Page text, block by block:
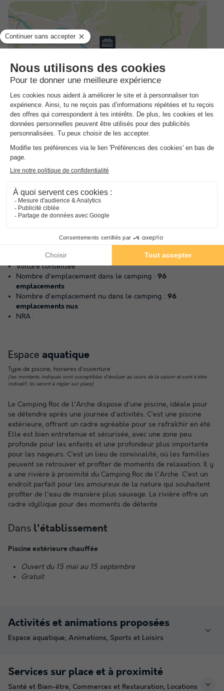
Adresse
Le Foirail - 12500 Espalion, France
Comment s'y rendre ?
Rodez (30km)
Voiture conseillée
Nombre d'emplacement dans le camping : 96
emplacements
Nombre d'emplacement nu dans le camping : 96
emplacements nus
NRA :
Espace aquatique
Type de piscine, horaires d'ouverture
(les montants indiqués sont susceptibles d'évoluer au cours de la saison et sont à titre
indicatif, ils seront à régler sur place)
Le Camping Roc de l'Arche dispose d'une piscine, idéale pour
se détendre après une journée d'activités. C’est une piscine
extérieure, offrant un cadre agréable pour se rafraîchir en été.
Elle est bien entretenue et sécurisée, avec une zone peu
profonde pour les enfants et une profondeur plus importante
pour les nageurs. C’est un lieu de convivialité, où les familles
peuvent se retrouver et profiter de moments de relaxation. Il y
a une rivière à proximité du Camping Roc de l'Arche. C’est un
endroit parfait pour les amoureux de la nature qui souhaitent
profiter de l'eau de manière plus sauvage. La rivière offre un
cadre idyllique pour des moments de détente.
Dans l'établissement
Piscine extérieure chauffée
Ouvert du 15 mai au 15 septembre
Gratuit
Activités et animations proposées
Espace aquatique, Animations, Sports et Loisirs
Services sur place et à proximité
Santé et Bien-être, Commerces et Restauration, Locations